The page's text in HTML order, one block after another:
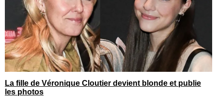
La fille de Véronique Cloutier devient blonde et publie
les photos